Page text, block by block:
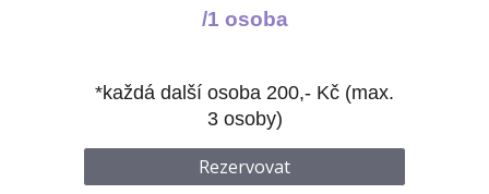
/1 osoba
*každá další osoba 200,- Kč (max.
3 osoby)
Rezervovat